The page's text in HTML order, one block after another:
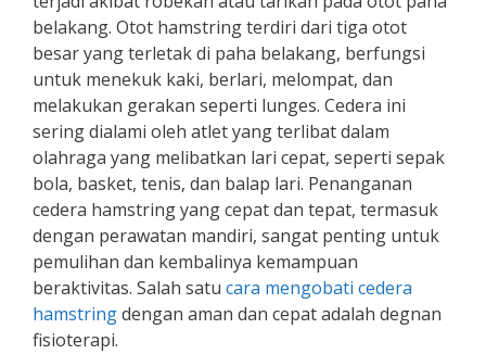
belakang. Otot hamstring terdiri dari tiga otot
besar yang terletak di paha belakang, berfungsi
untuk menekuk kaki, berlari, melompat, dan
melakukan gerakan seperti lunges. Cedera ini
sering dialami oleh atlet yang terlibat dalam
olahraga yang melibatkan lari cepat, seperti sepak
bola, basket, tenis, dan balap lari. Penanganan
cedera hamstring yang cepat dan tepat, termasuk
dengan perawatan mandiri, sangat penting untuk
pemulihan dan kembalinya kemampuan
beraktivitas. Salah satu cara mengobati cedera
hamstring​ dengan aman dan cepat adalah degnan
fisioterapi.